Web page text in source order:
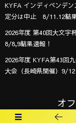
KYFA インディペンデ
定分は中止 8/11.12結
2026年度 第40回大文字
8/8,9結果速報！
2026年度 KYFA第43回
大会（長崎県開催）9/
オ